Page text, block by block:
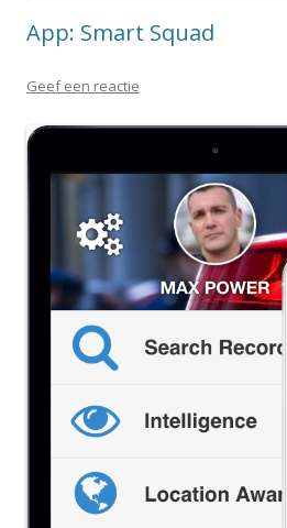
App: Smart Squad
Geef een reactie